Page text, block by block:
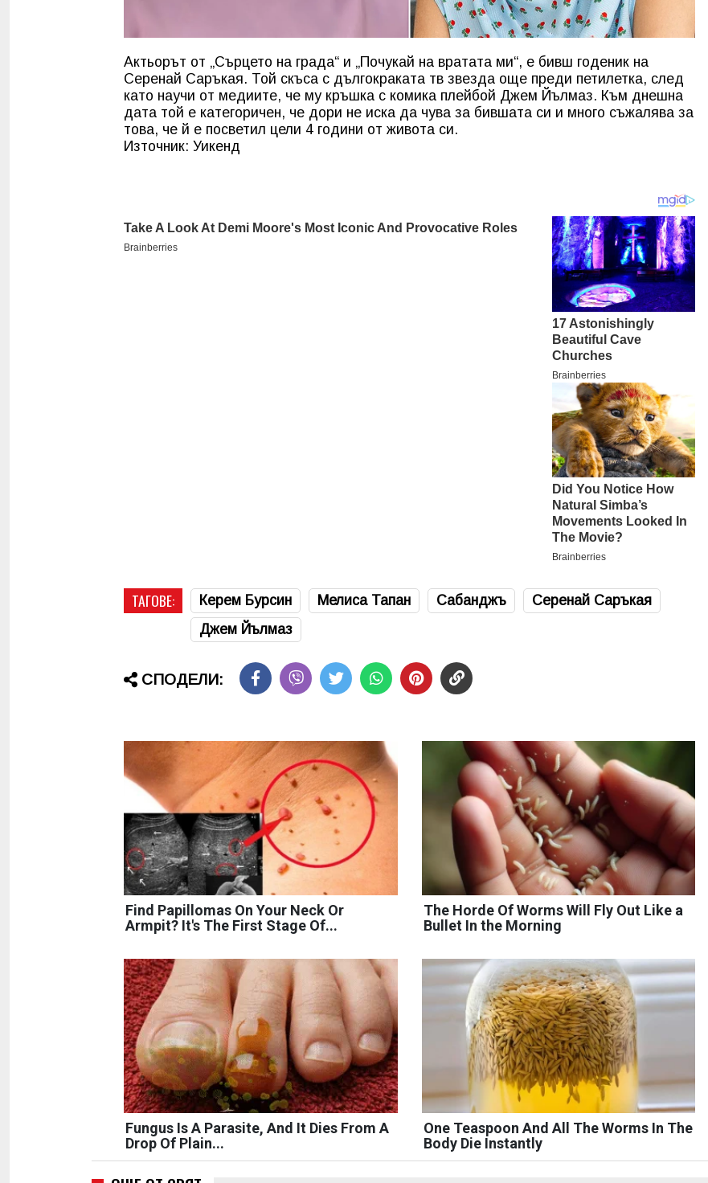
Актьорът от „Сърцето на града“ и „Почукай на вратата ми“, е бивш годеник на
Серенай Саръкая. Той скъса с дългокраката тв звезда още преди петилетка, след
като научи от медиите, че му кръшка с комика плейбой Джем Йълмаз. Към днешна
дата той е категоричен, че дори не иска да чува за бившата си и много съжалява за
това, че й е посветил цели 4 години от живота си.
Източник: Уикенд
ТАГОВЕ: Керем Бурсин Мелиса Тапан Сабанджъ
Серенай Саръкая
Джем Йълмаз
СПОДЕЛИ:
Find Papillomas On Your Neck Or
Armpit? It's The First Stage Of...
The Horde Of Worms Will Fly Out Like a
Bullet In the Morning
Fungus Is A Parasite, And It Dies From A
Drop Of Plain...
One Teaspoon And All The Worms In The
Body Die Instantly